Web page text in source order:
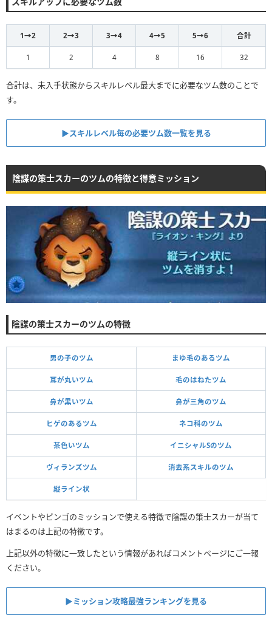
1→2 2→3 3→4 4→5 5→6 合計
1 2 4 8 16 32
合計は、未入手状態からスキルレベル最大までに必要なツム数のことで
す。
▶スキルレベル毎の必要ツム数一覧を見る
陰謀の策士スカーのツムの特徴と得意ミッション
陰謀の策士スカーのツムの特徴
男の子のツム まゆ毛のあるツム
耳が丸いツム 毛のはねたツム
鼻が黒いツム 鼻が三角のツム
ヒゲのあるツム ネコ科のツム
茶色いツム イニシャルSのツム
ヴィランズツム 消去系スキルのツム
縦ライン状
イベントやビンゴのミッションで使える特徴で陰謀の策士スカーが当て
はまるのは上記の特徴です。
上記以外の特徴に一致したという情報があればコメントページにご一報
ください。
▶︎ミッション攻略最強ランキングを見る